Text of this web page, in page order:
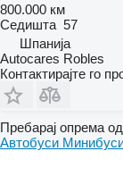
800.000 км
Седишта 57
Шпанија
Autocares Robles
Контактирајте го
Пребарај опрема
Автобуси